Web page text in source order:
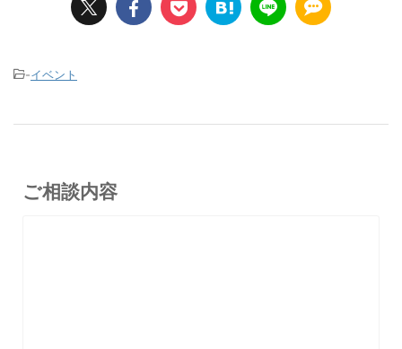
-イベント
ご相談内容